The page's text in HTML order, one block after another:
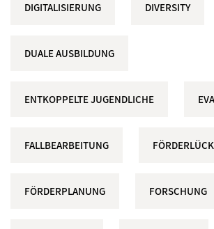
DIGITALISIERUNG DIVERSITY
DUALE AUSBILDUNG
ENTKOPPELTE JUGENDLICHE
FALLBEARBEITUNG
FÖRDERPLANUNG FORSCHUNG